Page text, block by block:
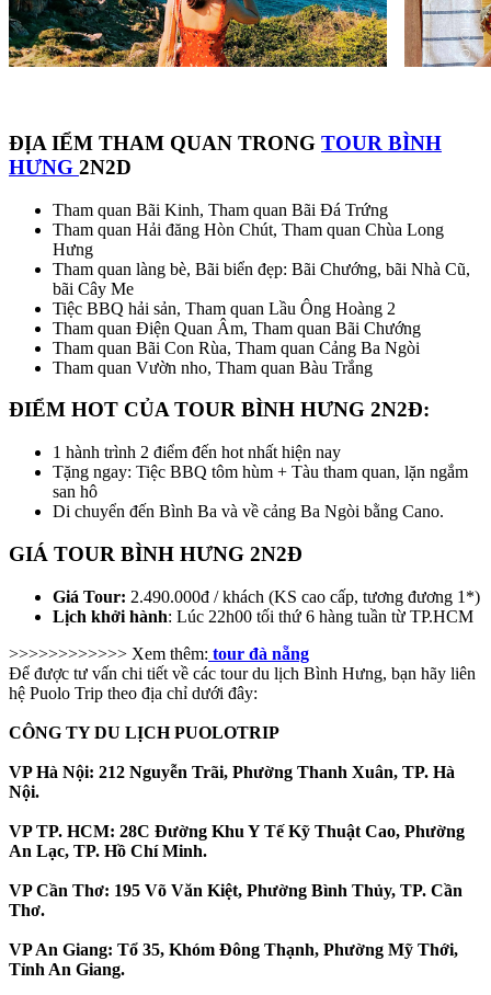
ĐỊA IỂM THAM QUAN TRONG TOUR BÌNH
HƯNG 2N2D
Tham quan Bãi Kinh, Tham quan Bãi Đá Trứng
Tham quan Hải đăng Hòn Chút, Tham quan Chùa Long
Hưng
Tham quan làng bè, Bãi biển đẹp: Bãi Chướng, bãi Nhà Cũ,
bãi Cây Me
Tiệc BBQ hải sản, Tham quan Lầu Ông Hoàng 2
Tham quan Điện Quan Âm, Tham quan Bãi Chướng
Tham quan Bãi Con Rùa, Tham quan Cảng Ba Ngòi
Tham quan Vườn nho, Tham quan Bàu Trắng
ĐIỂM HOT CỦA TOUR BÌNH HƯNG 2N2Đ:
1 hành trình 2 điểm đến hot nhất hiện nay
Tặng ngay: Tiệc BBQ tôm hùm + Tàu tham quan, lặn ngắm
san hô
Di chuyển đến Bình Ba và về cảng Ba Ngòi bằng Cano.
GIÁ TOUR BÌNH HƯNG 2N2Đ
Giá Tour: 2.490.000đ / khách (KS cao cấp, tương đương 1*)
Lịch khởi hành: Lúc 22h00 tối thứ 6 hàng tuần từ TP.HCM
>>>>>>>>>>>> Xem thêm: tour đà nẵng
Để được tư vấn chi tiết về các tour du lịch Bình Hưng, bạn hãy liên
hệ Puolo Trip theo địa chỉ dưới đây:
CÔNG TY DU LỊCH PUOLOTRIP
VP Hà Nội: 212 Nguyễn Trãi, Phường Thanh Xuân, TP. Hà
Nội.
VP TP. HCM: 28C Đường Khu Y Tế Kỹ Thuật Cao, Phường
An Lạc, TP. Hồ Chí Minh.
VP Cần Thơ: 195 Võ Văn Kiệt, Phường Bình Thủy, TP. Cần
Thơ.
VP An Giang: Tổ 35, Khóm Đông Thạnh, Phường Mỹ Thới,
Tỉnh An Giang.